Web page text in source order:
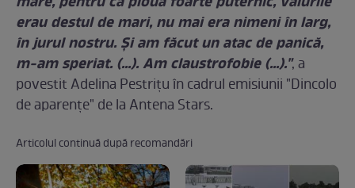
erau destul de mari, nu mai era nimeni în larg,
în jurul nostru. Şi am făcut un atac de panică,
m-am speriat. (...). Am claustrofobie (...).", a
povestit Adelina Pestriţu în cadrul emisiunii "Dincolo
de aparenţe" de la Antena Stars.
Articolul continuă după recomandări